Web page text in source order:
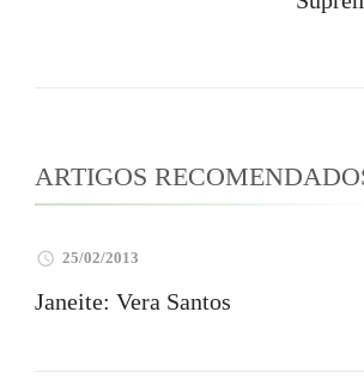
ARTIGOS
25/02/2013
Janeite: Vera Santos